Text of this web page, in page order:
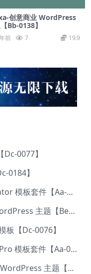
创意商业 WordPress
Bb-0138】
前 7 19.9
0077】
0184】
Jarvis – 网络安全服务 Elementor 模板套件【Aa-0035】
lmpeka v1.3.9-创意多用途 WordPress 主题【Be-0064】
【Dc-0076】
Agria – 农业公司 Elementor Pro 模板套件【Aa-0003】
Rhye v3.5.3 – AJAX Portfolio WordPress 主题【Bi-0049】